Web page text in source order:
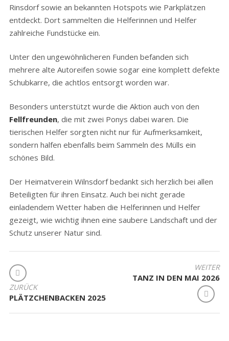
Rinsdorf sowie an bekannten Hotspots wie Parkplätzen
entdeckt. Dort sammelten die Helferinnen und Helfer
zahlreiche Fundstücke ein.
Unter den ungewöhnlicheren Funden befanden sich
mehrere alte Autoreifen sowie sogar eine komplett defekte
Schubkarre, die achtlos entsorgt worden war.
Besonders unterstützt wurde die Aktion auch von den
Fellfreunden, die mit zwei Ponys dabei waren. Die
tierischen Helfer sorgten nicht nur für Aufmerksamkeit,
sondern halfen ebenfalls beim Sammeln des Mülls ein
schönes Bild.
Der Heimatverein Wilnsdorf bedankt sich herzlich bei allen
Beteiligten für ihren Einsatz. Auch bei nicht gerade
einladendem Wetter haben die Helferinnen und Helfer
gezeigt, wie wichtig ihnen eine saubere Landschaft und der
Schutz unserer Natur sind.
BEITRAGSNAVIGATION
ZURÜCK
PLÄTZCHENBACKEN 2025
WEITER
TANZ IN DEN MAI 2026